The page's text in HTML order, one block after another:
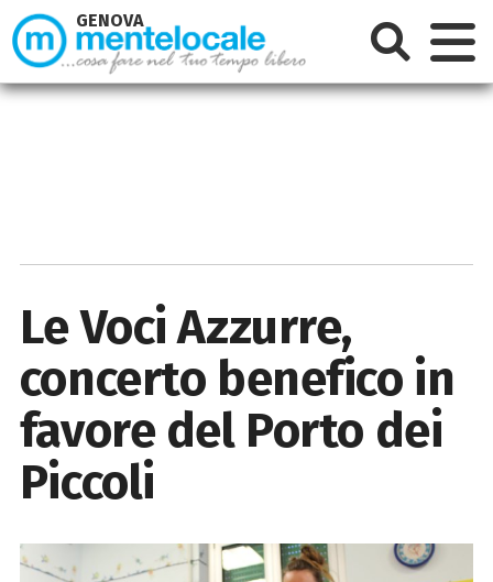
Le Voci Azzurre,
concerto benefico in
favore del Porto dei
Piccoli
GENOVA